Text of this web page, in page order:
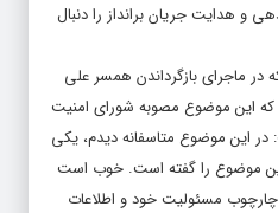
ماجرای بازگرداندن همسر علی
این موضوع مصوبه شورای امنیت
در این موضوع متاسفانه دیدم، یکی
این موضوع را گفته است. خوب است
چارچوب مسئولیت خود و اطلاعات
کشور امر سیاست‌گذاری،